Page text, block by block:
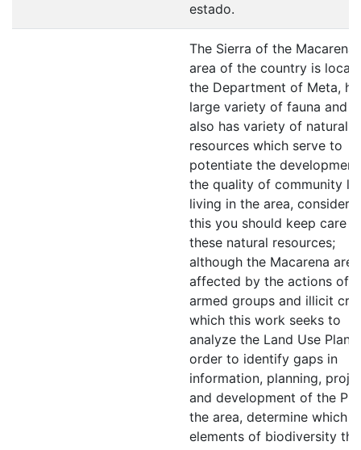
estado.
The Sierra of the
area of the country is
the Department of Meta,
large variety of fauna and
also has variety of natural
resources which serve to
potentiate the
the quality of community
living in the area,
this you should keep care
these natural resources;
although the Macarena
affected by the actions of
armed groups and illicit
which this work seeks to
analyze the Land Use Plan
order to identify gaps in
information, planning,
and development of the
the area, determine which
elements of biodiversity